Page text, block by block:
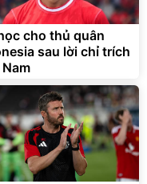
cho thủ quân
sau lời chỉ trích